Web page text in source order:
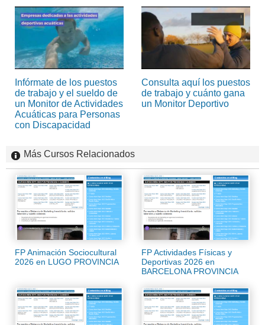
Infórmate de los puestos
de trabajo y el sueldo de
un Monitor de Actividades
Acuáticas para Personas
con Discapacidad
Consulta aquí los puestos
de trabajo y cuánto gana
un Monitor Deportivo
Más Cursos Relacionados
FP Animación Sociocultural
2026 en LUGO PROVINCIA
FP Actividades Físicas y
Deportivas 2026 en
BARCELONA PROVINCIA